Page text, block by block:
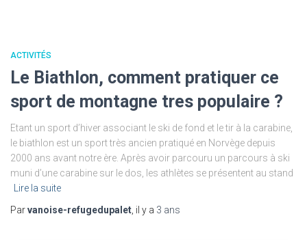
ACTIVITÉS
Le Biathlon, comment pratiquer ce
sport de montagne tres populaire ?
Etant un sport d’hiver associant le ski de fond et le tir à la carabine,
le biathlon est un sport très ancien pratiqué en Norvège depuis
2000 ans avant notre ère. Après avoir parcouru un parcours à ski
muni d’une carabine sur le dos, les athlètes se présentent au stand
Lire la suite
Parvanoise-refugedupalet , il y a 3 ans